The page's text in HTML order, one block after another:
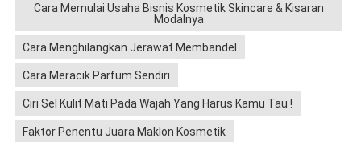
Cara Memulai Usaha Bisnis Kosmetik Skincare & Kisaran
Modalnya
Cara Menghilangkan Jerawat Membandel
Cara Meracik Parfum Sendiri
Ciri Sel Kulit Mati Pada Wajah Yang Harus Kamu Tau !
Faktor Penentu Juara Maklon Kosmetik